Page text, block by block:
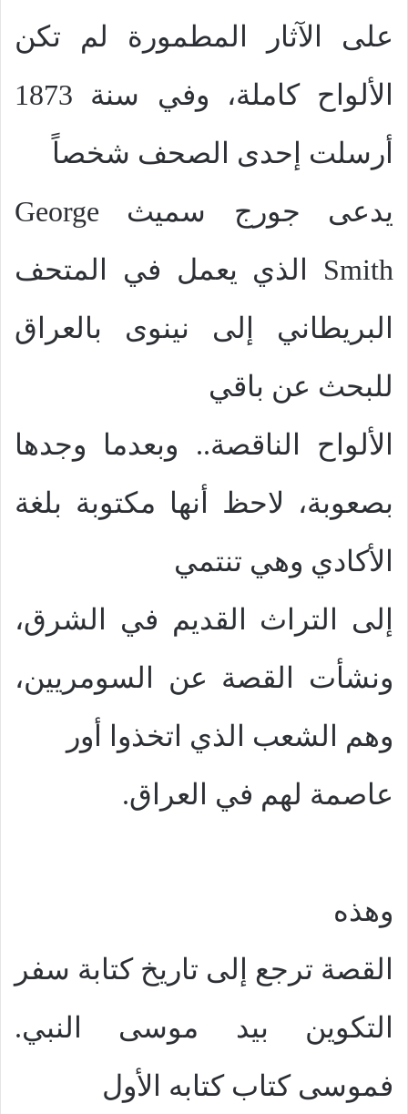
على الآثار المطمورة لم تكن
الألواح كاملة، وفي سنة 1873
أرسلت إحدى الصحف شخصاً
يدعى جورج سميث George
Smith الذي يعمل في المتحف
البريطاني إلى نينوى بالعراق
للبحث عن باقي
الألواح الناقصة.. وبعدما وجدها
بصعوبة، لاحظ أنها مكتوبة بلغة
الأكادي وهي تنتمي
إلى التراث القديم في الشرق،
ونشأت القصة عن السومريين،
وهم الشعب الذي اتخذوا أور
عاصمة لهم في العراق.
وهذه
القصة ترجع إلى تاريخ كتابة سفر
التكوين بيد موسى النبي.
فموسى كتاب كتابه الأول